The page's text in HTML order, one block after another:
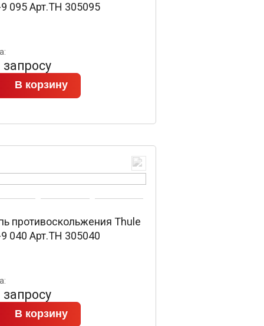
095 Арт.TH 305095
В корзину
противоскольжения Thule
040 Арт.TH 305040
В корзину